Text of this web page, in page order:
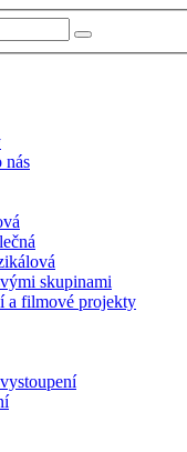
nás
skupinami
a filmové projekty